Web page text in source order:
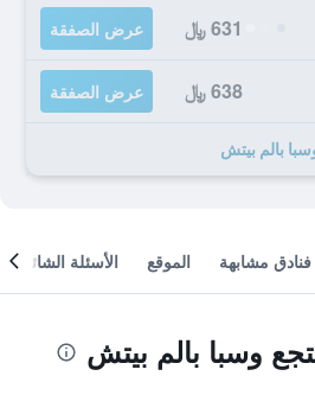
631 ﷼ عرض الصفقة
638 ﷼ عرض الصفقة
فنادق مشابهة الموقع الأسئلة الشائعة
وسبا بالم بيتش